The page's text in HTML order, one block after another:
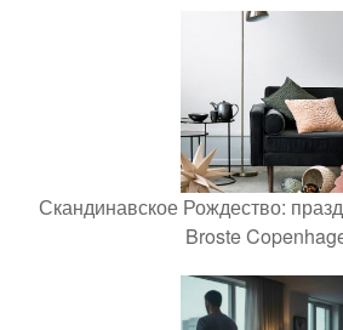
Скандинавское Рождество:
Broste